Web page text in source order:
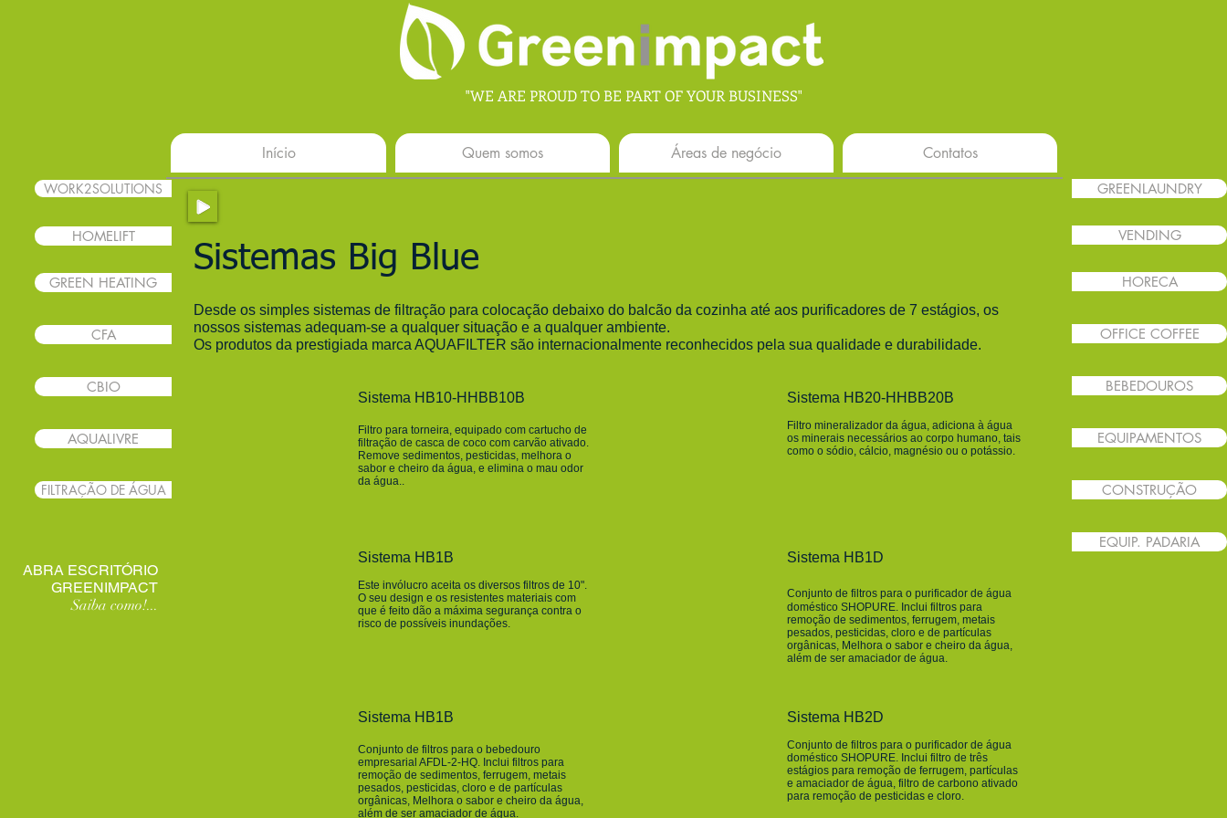
"WE ARE PROUD TO BE PART OF YOUR BUSINESS"
Início Quem somos Áreas de negócio Contatos
Sistemas Big Blue
Desde os simples sistemas de filtração para colocação debaixo do balcão da cozinha até aos purificadores de 7 estágios, os
nossos sistemas adequam-se a qualquer situação e a qualquer ambiente.
Os produtos da prestigiada marca AQUAFILTER são internacionalmente reconhecidos pela sua qualidade e durabilidade.
Sistema HB10-HHBB10B
Filtro para torneira, equipado com cartucho de
filtração de casca de coco com carvão ativado.
Remove sedimentos, pesticidas, melhora o
sabor e cheiro da água, e elimina o mau odor
da água..
Sistema HB20-HHBB20B
Filtro mineralizador da água, adiciona à água
os minerais necessários ao corpo humano, tais
como o sódio, cálcio, magnésio ou o potássio.
Sistema HB1B
Este invólucro aceita os diversos filtros de 10".
O seu design e os resistentes materiais com
que é feito dão a máxima segurança contra o
risco de possíveis inundações.
Sistema HB1D
Conjunto de filtros para o purificador de água
doméstico SHOPURE. Inclui filtros para
remoção de sedimentos, ferrugem, metais
pesados, pesticidas, cloro e de partículas
orgânicas, Melhora o sabor e cheiro da água,
além de ser amaciador de água.
Sistema HB1B
Conjunto de filtros para o bebedouro
empresarial AFDL-2-HQ. Inclui filtros para
remoção de sedimentos, ferrugem, metais
pesados, pesticidas, cloro e de partículas
orgânicas, Melhora o sabor e cheiro da água,
além de ser amaciador de água.
Sistema HB2D
Conjunto de filtros para o purificador de água
doméstico SHOPURE. Inclui filtro de três
estágios para remoção de ferrugem, partículas
e amaciador de água, filtro de carbono ativado
para remoção de pesticidas e cloro.
WORK2SOLUTIONS
HOMELIFT
GREEN HEATING
CFA
CBIO
FILTRAÇÃO DE ÁGUA
AQUALIVRE
CONSTRUÇÃO
EQUIPAMENTOS
BEBEDOUROS
OFFICE COFFEE
HORECA
VENDING
GREENLAUNDRY
ABRA ESCRITÓRIO
GREENIMPACT
Saiba como!...
EQUIP. PADARIA